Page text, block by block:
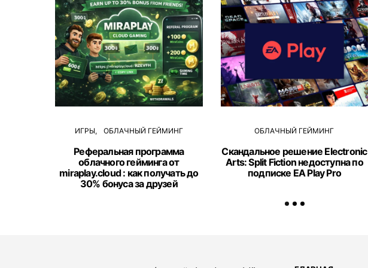
ИГРЫ ОБЛАЧНЫЙ ГЕЙМИНГ
Реферальная программа
облачного гейминга от
miraplay.cloud : как получать до
30% бонуса за друзей
ОБЛАЧНЫЙ ГЕЙМИНГ
Скандальное решение Electronic
Arts: Split Fiction недоступна по
подписке EA Play Pro